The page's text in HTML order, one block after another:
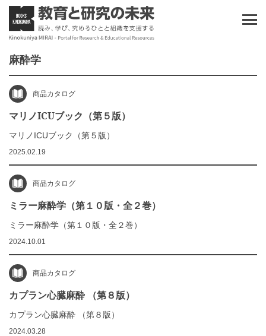
麻酔学
商品カタログ
マリノICUブック（第５版）
マリノICUブック（第５版）
2025.02.19
商品カタログ
ミラー麻酔学（第１０版・全２巻）
ミラー麻酔学（第１０版・全２巻）
2024.10.01
商品カタログ
カプラン心臓麻酔 （第８版）
カプラン心臓麻酔 （第８版）
2024.03.28